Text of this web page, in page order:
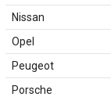
Nissan
Opel
Peugeot
Porsche